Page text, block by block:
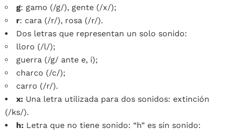
g: gamo (/g/), gente (/x/);
r: cara (/r/), rosa (/r/).
Dos letras que representan un solo sonido:
lloro (/l/);
guerra (/g/ ante e, i);
charco (/c/);
carro (/r/).
x: Una letra utilizada para dos sonidos: extinción
(/ks/).
h: Letra que no tiene sonido: “h” es sin sonido: